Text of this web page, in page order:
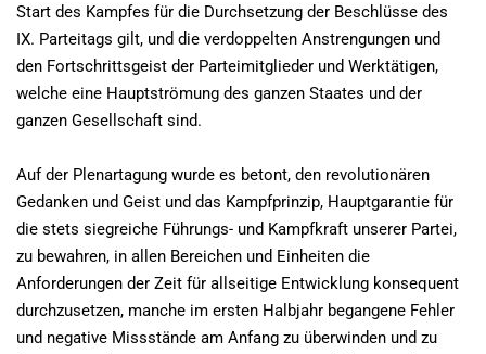
Start des Kampfes für die Durchsetzung der Beschlüsse des
IX. Parteitags gilt, und die verdoppelten Anstrengungen und
den Fortschrittsgeist der Parteimitglieder und Werktätigen,
welche eine Hauptströmung des ganzen Staates und der
ganzen Gesellschaft sind.
Auf der Plenartagung wurde es betont, den revolutionären
Gedanken und Geist und das Kampfprinzip, Hauptgarantie für
die stets siegreiche Führungs- und Kampfkraft unserer Partei,
zu bewahren, in allen Bereichen und Einheiten die
Anforderungen der Zeit für allseitige Entwicklung konsequent
durchzusetzen, manche im ersten Halbjahr begangene Fehler
und negative Missstände am Anfang zu überwinden und zu